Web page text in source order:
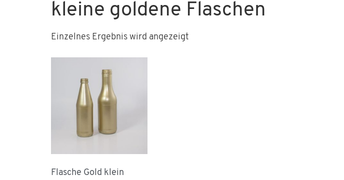
kleine goldene Flaschen
Einzelnes Ergebnis wird angezeigt
Flasche Gold klein